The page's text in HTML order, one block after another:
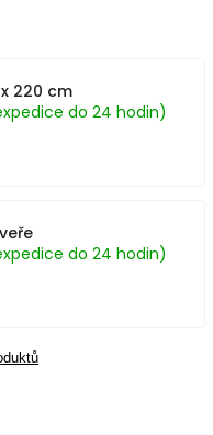
220 cm
do 24 hodin)
do 24 hodin)